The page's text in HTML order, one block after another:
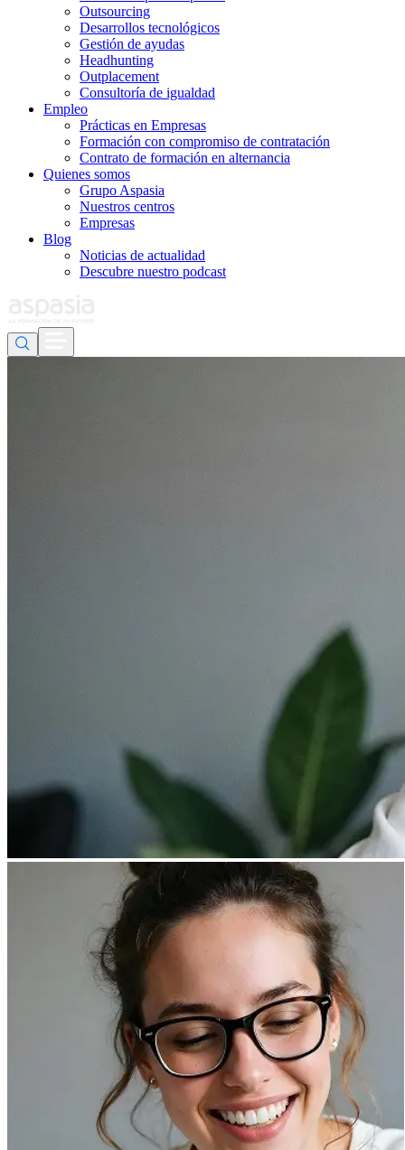
Outsourcing
Desarrollos tecnológicos
Gestión de ayudas
Headhunting
Outplacement
Consultoría de igualdad
Empleo
Prácticas en Empresas
Formación con compromiso de contratación
Contrato de formación en alternancia
Quienes somos
Grupo Aspasia
Nuestros centros
Empresas
Blog
Noticias de actualidad
Descubre nuestro podcast